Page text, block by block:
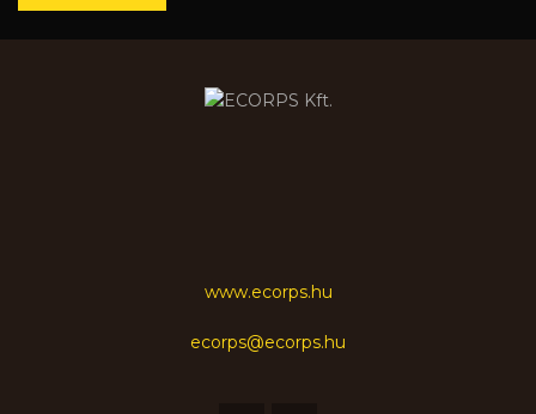
www.ecorps.hu
ecorps@ecorps.hu